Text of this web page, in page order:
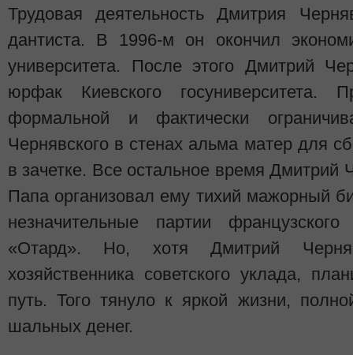
Трудовая деятельность Дмитрия
дантиста. В 1996-м он окончил
университета. После этого Дмитрий
юрфак Киевского госуниверситета.
формальной и фактически
Чернявского в стенах альма матер для
в зачетке. Все остальное время Дмитрий
Папа организовал ему тихий мажорный
незначительные партии
«Отард». Но, хотя Дмитрий
хозяйственника советского уклада,
путь. Того тянуло к яркой жизни,
шальных денег.